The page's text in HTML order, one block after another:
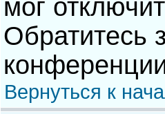
мог
Обратитесь
Вернуться к